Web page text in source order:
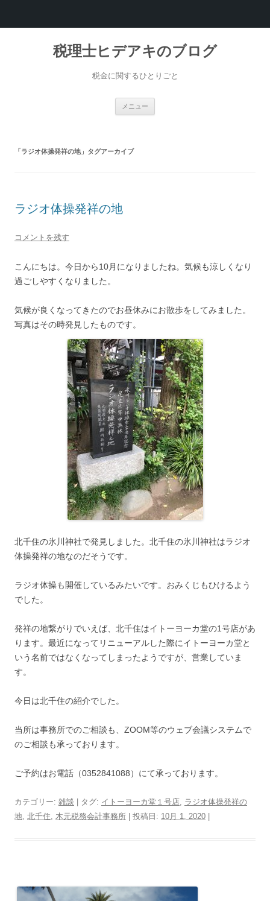
税理士ヒデアキのブログ
税金に関するひとりごと
メニュー
「ラジオ体操発祥の地」タグアーカイブ
ラジオ体操発祥の地
コメントを残す
こんにちは。今日から10月になりましたね。気候も涼しくなり
過ごしやすくなりました。
気候が良くなってきたのでお昼休みにお散歩をしてみました。
写真はその時発見したものです。
北千住の氷川神社で発見しました。北千住の氷川神社はラジオ
体操発祥の地なのだそうです。
ラジオ体操も開催しているみたいです。おみくじもひけるよう
でした。
発祥の地繋がりでいえば、北千住はイトーヨーカ堂の1号店があ
ります。最近になってリニューアルした際にイトーヨーカ堂と
いう名前ではなくなってしまったようですが、営業していま
す。
今日は北千住の紹介でした。
当所は事務所でのご相談も、ZOOM等のウェブ会議システムで
のご相談も承っております。
ご予約はお電話（0352841088）にて承っております。
カテゴリー: 雑談 | タグ: イトーヨーカ堂１号店, ラジオ体操発祥の
地, 北千住, 木元税務会計事務所 | 投稿日: 10月 1, 2020